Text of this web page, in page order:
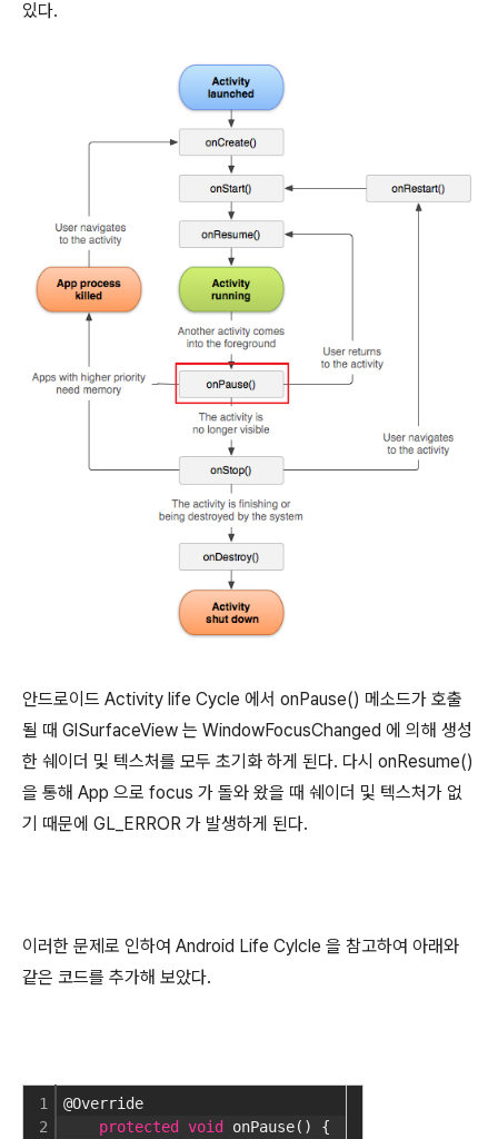
있다.
안드로이드 Activity life Cycle 에서 onPause() 메소드가 호출
될 때 GlSurfaceView 는 WindowFocusChanged 에 의해 생성
한 쉐이더 및 텍스처를 모두 초기화 하게 된다. 다시 onResume()
을 통해 App 으로 focus 가 돌와 왔을 때 쉐이더 및 텍스처가 없
기 때문에 GL_ERROR 가 발생하게 된다.
이러한 문제로 인하여 Android Life Cylcle 을 참고하여 아래와
같은 코드를 추가해 보았다.
1
2
@Override
protected
void
onPause() {